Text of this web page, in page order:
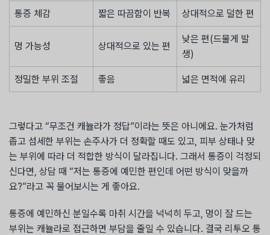
통증 체감 짧은 따끔함이 반복 상대적으로 덜한 편
멍 가능성 상대적으로 있는 편
낮은 편(드물게 발
생)
정밀한 부위 조절 좋음 넓은 면적에 유리
그렇다고 “무조건 캐뉼라가 정답”이라는 뜻은 아니에요. 눈가처럼
좁고 섬세한 부위는 손주사가 더 정확할 때도 있고, 피부 상태나 맞
는 부위에 따라 더 적합한 방식이 달라집니다. 그래서 통증이 걱정되
신다면, 상담 때 “저는 통증에 예민한 편인데 어떤 방식이 맞을까
요?”라고 꼭 물어보시는 게 좋아요.
통증에 예민하신 분일수록 마취 시간을 넉넉히 두고, 멍이 잘 드는
부위는 캐뉼라로 접근하면 부담을 줄일 수 있습니다. 결국 리투오 통